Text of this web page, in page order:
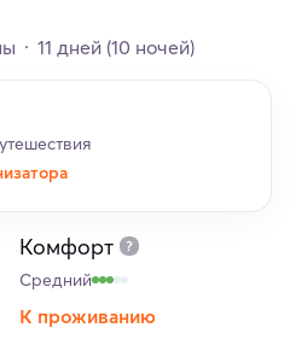
11 дней (10 ночей)
Комфорт
Средний
К проживанию